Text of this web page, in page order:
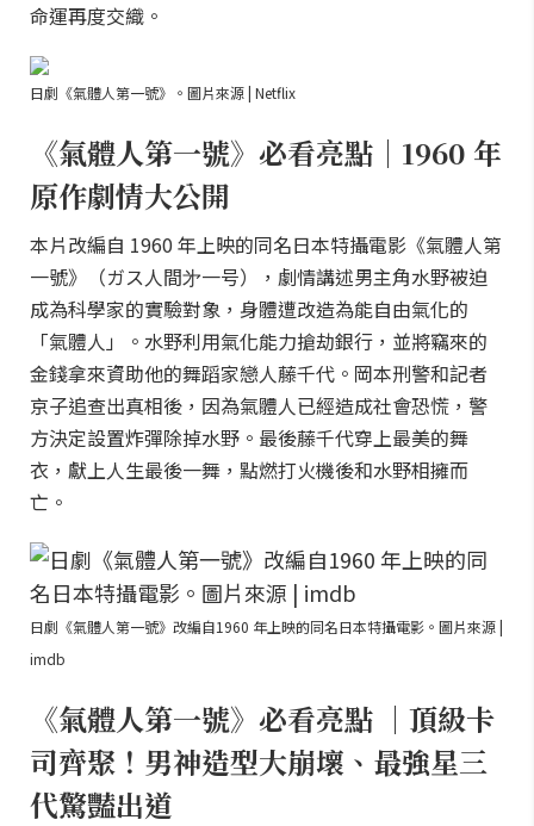
命運再度交織。
日劇《氣體人第一號》。圖片來源 | Netflix
《氣體人第一號》必看亮點｜1960 年
原作劇情大公開
本片改編自 1960 年上映的同名日本特攝電影《氣體人第
一號》（ガス人間㐧一号），劇情講述男主角水野被迫
成為科學家的實驗對象，身體遭改造為能自由氣化的
「氣體人」。水野利用氣化能力搶劫銀行，並將竊來的
金錢拿來資助他的舞蹈家戀人藤千代。岡本刑警和記者
京子追查出真相後，因為氣體人已經造成社會恐慌，警
方決定設置炸彈除掉水野。最後藤千代穿上最美的舞
衣，獻上人生最後一舞，點燃打火機後和水野相擁而
亡。
日劇《氣體人第一號》改編自1960 年上映的同名日本特攝電影。圖片來源 |
imdb
《氣體人第一號》必看亮點 ｜頂級卡
司齊聚！男神造型大崩壞、最強星三
代驚豔出道